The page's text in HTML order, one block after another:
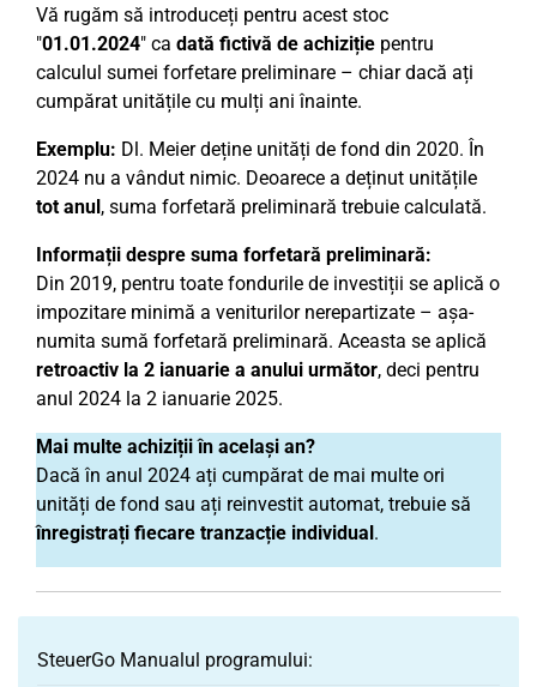
Vă rugăm să introduceți pentru acest stoc
"01.01.2024" ca dată fictivă de achiziție pentru
calculul sumei forfetare preliminare – chiar dacă ați
cumpărat unitățile cu mulți ani înainte.
Exemplu: Dl. Meier deține unități de fond din 2020. În
2024 nu a vândut nimic. Deoarece a deținut unitățile
tot anul, suma forfetară preliminară trebuie calculată.
Informații despre suma forfetară preliminară:
Din 2019, pentru toate fondurile de investiții se aplică o
impozitare minimă a veniturilor nerepartizate – așa-
numita sumă forfetară preliminară. Aceasta se aplică
retroactiv la 2 ianuarie a anului următor, deci pentru
anul 2024 la 2 ianuarie 2025.
Mai multe achiziții în același an?
Dacă în anul 2024 ați cumpărat de mai multe ori
unități de fond sau ați reinvestit automat, trebuie să
înregistrați fiecare tranzacție individual.
SteuerGo Manualul programului: